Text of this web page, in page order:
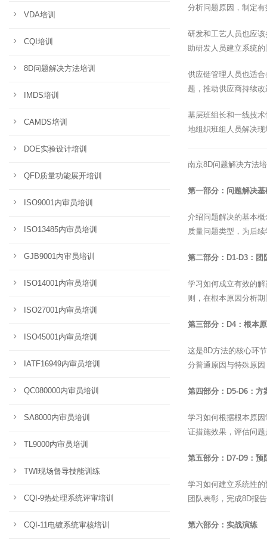
分析问题原因，制定
研发和工艺人员也应
助研发人员建立系统
供应链管理人员也适
题，推动供应商持续改
基层班组长和一线技
地组织班组人员解决
南京8D问题解决方法
第一部分：问题解决基
介绍问题解决的基本
质量问题类型，为后
第二部分：D1-D3：团
学习如何成立有效的
则，在根本原因分析
第三部分：D4：根本
这是8D方法的核心环
分普通原因与特殊原
第四部分：D5-D6：方
学习如何根据根本原
证措施效果，评估问
第五部分：D7-D9：预
学习如何建立系统性
团队表彰，完成8D报
第六部分：实战演练
VDA培训
CQI培训
8D问题解决方法培训
IMDS培训
CAMDS培训
DOE实验设计培训
QFD质量功能展开培训
ISO9001内审员培训
ISO13485内审员培训
GJB9001内审员培训
ISO14001内审员培训
ISO27001内审员培训
ISO45001内审员培训
IATF16949内审员培训
QC080000内审员培训
SA8000内审员培训
TL9000内审员培训
TWI现场督导技能训练
CQI-9热处理系统评审培训
CQI-11电镀系统审核培训